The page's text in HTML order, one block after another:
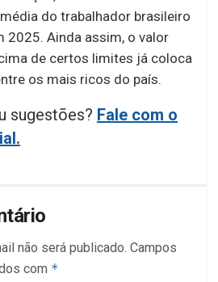
do trabalhador brasileiro
2025. Ainda assim, o valor
de certos limites já coloca
os mais ricos do país.
sugestões? Fale com o
não será publicado. Campos
com *